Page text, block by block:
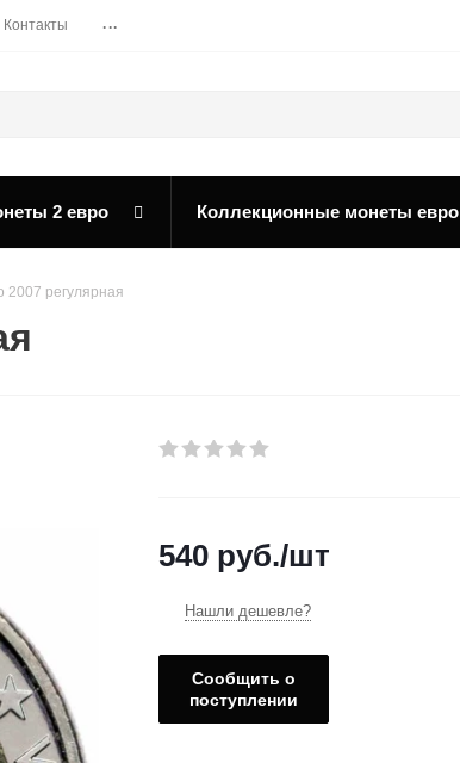
Контакты ...
2 евро Коллекционные монеты евро
2007 регулярная
540 руб./шт
Нашли дешевле?
Сообщить о
поступлении